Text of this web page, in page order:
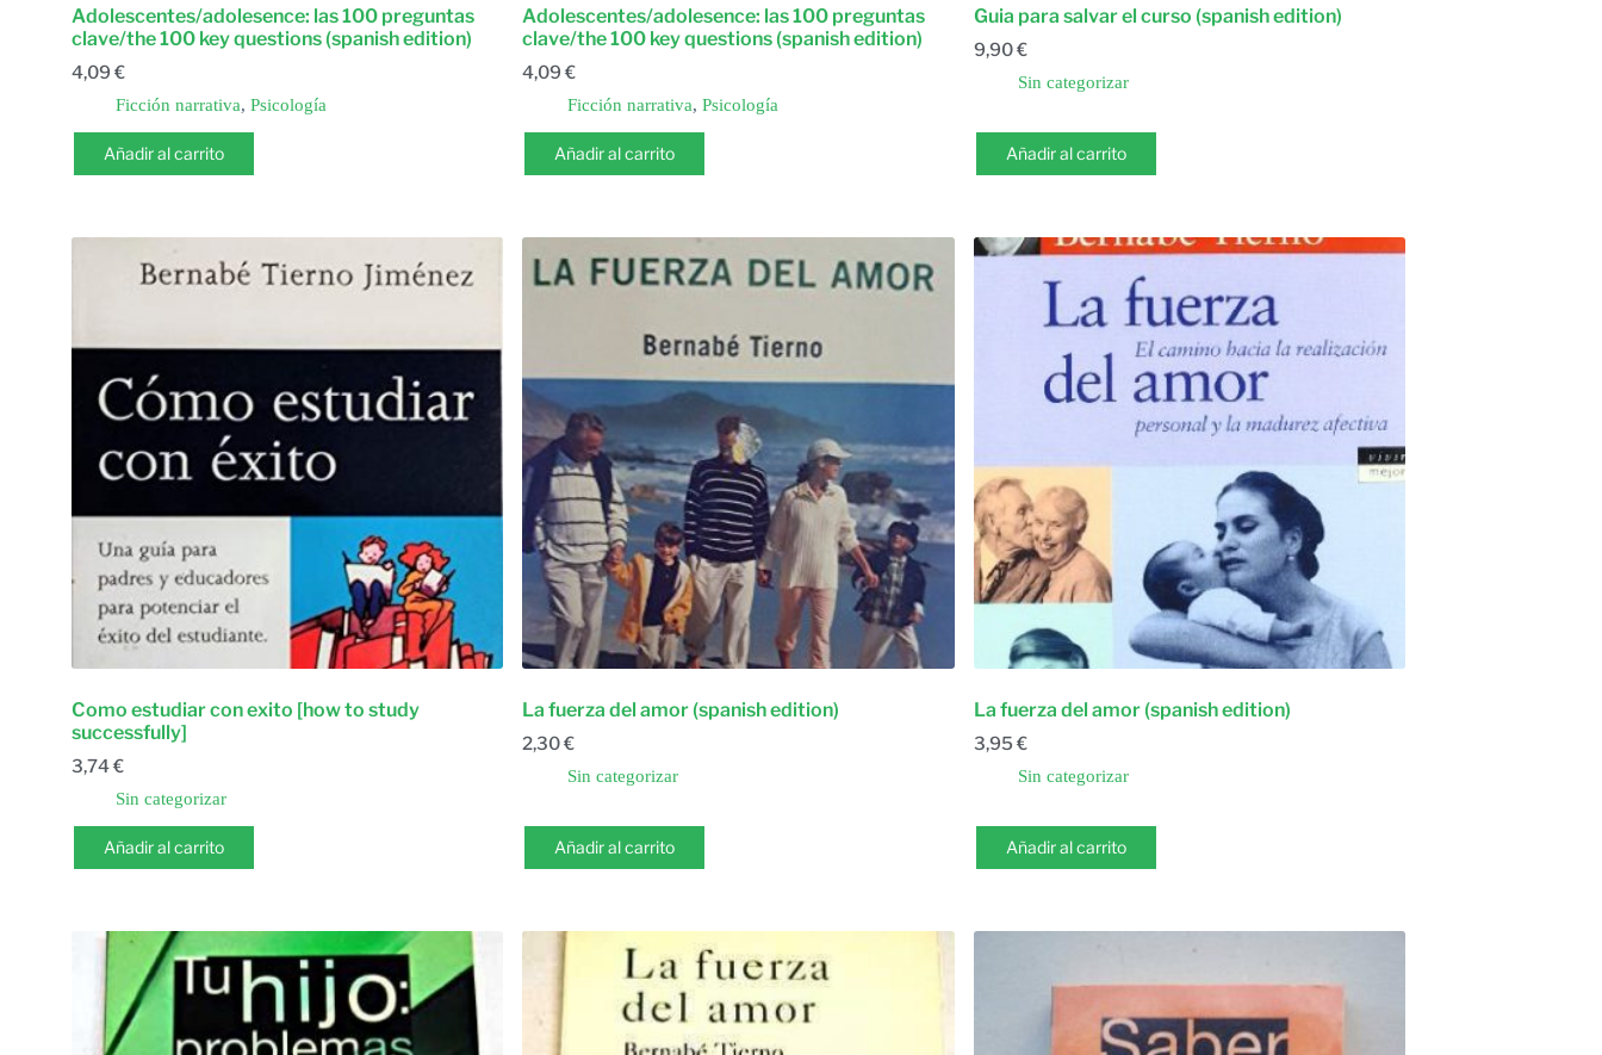
Adolescentes/adolesence: las 100 preguntas
clave/the 100 key questions (spanish edition)
4,09 €
Ficción narrativa, Psicología
Añadir al carrito
Adolescentes/adolesence: las 100 preguntas
clave/the 100 key questions (spanish edition)
4,09 €
Ficción narrativa, Psicología
Añadir al carrito
Guia para salvar el curso (spanish edition)
9,90€
Sin categorizar
Añadir al carrito
Como estudiar con exito [how to study
successfully]
3,74€
Sin categorizar
Añadir al carrito
La fuerza del amor (spanish edition)
2,30€
Sin categorizar
Añadir al carrito
La fuerza del amor (spanish edition)
3,95 €
Sin categorizar
Añadir al carrito